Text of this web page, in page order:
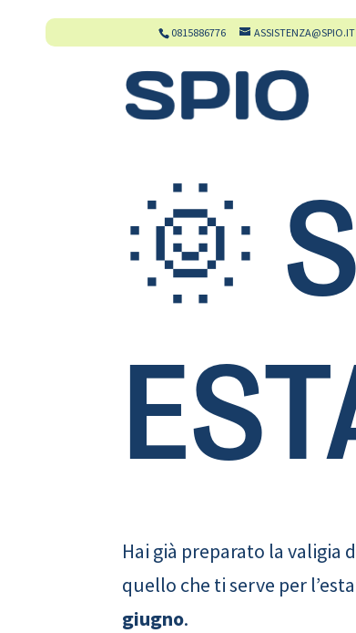
0815886776 ASSISTENZA@SPIO.IT
🌞
Hai già preparato la valigia
quello che ti serve per
giugno.